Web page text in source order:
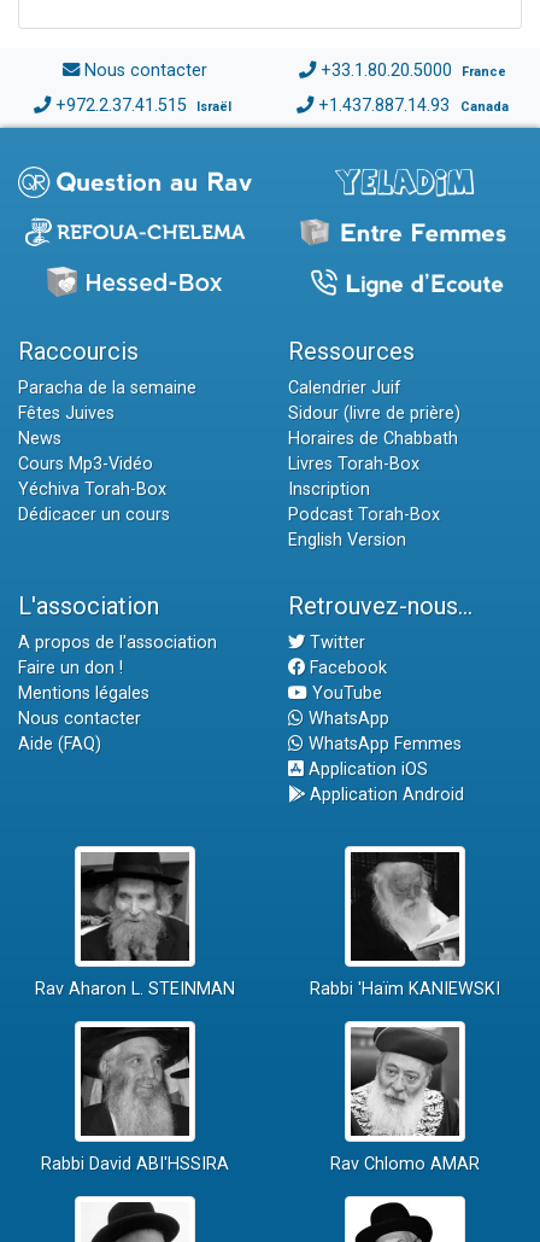
Nous contacter +33.1.80.20.5000 France
+972.2.37.41.515 Israël +1.437.887.14.93 Canada
Raccourcis
Paracha de la semaine
Fêtes Juives
News
Cours Mp3-Vidéo
Yéchiva Torah-Box
Dédicacer un cours
Ressources
Calendrier Juif
Sidour (livre de prière)
Horaires de Chabbath
Livres Torah-Box
Inscription
Podcast Torah-Box
English Version
L'association
A propos de l'association
Faire un don !
Mentions légales
Nous contacter
Aide (FAQ)
Retrouvez-nous...
Twitter
Facebook
YouTube
WhatsApp
WhatsApp Femmes
Application iOS
Application Android
Rav Aharon L. STEINMAN Rabbi 'Haïm KANIEWSKI
Rabbi David ABI'HSSIRA Rav Chlomo AMAR